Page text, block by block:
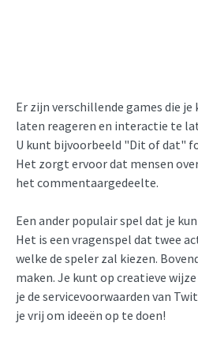
Er zijn verschillende games die
laten reageren en interactie te
U kunt bijvoorbeeld "Dit of dat"
Het zorgt ervoor dat mensen
het commentaargedeelte.
Een ander populair spel dat je
Het is een vragenspel dat twee
welke de speler zal kiezen.
maken. Je kunt op creatieve
je de servicevoorwaarden van
je vrij om ideeën op te doen!